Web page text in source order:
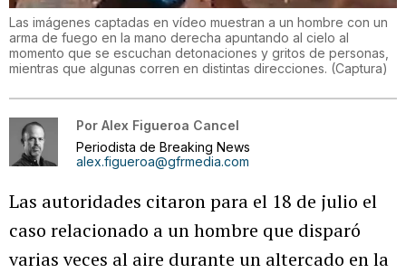
Las imágenes captadas en vídeo muestran a un hombre con un
arma de fuego en la mano derecha apuntando al cielo al
momento que se escuchan detonaciones y gritos de personas,
mientras que algunas corren en distintas direcciones. (Captura)
Por Alex Figueroa Cancel
Periodista de Breaking News
alex.figueroa@gfrmedia.com
Las autoridades citaron para el 18 de julio el
caso relacionado a un hombre que disparó
varias veces al aire durante un altercado en la